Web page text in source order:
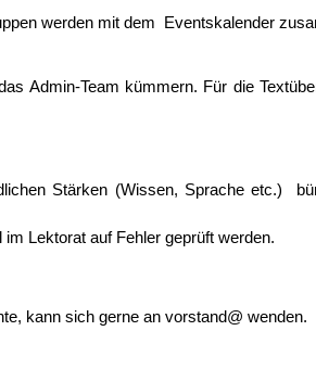
werden mit dem Eventskalender
Admin-Team kümmern. Für die
Stärken (Wissen, Sprache etc.)
Lektorat auf Fehler geprüft werden.
kann sich gerne an vorstand@ wenden.